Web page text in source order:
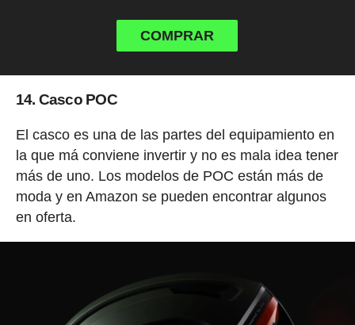
COMPRAR
14. Casco POC
El casco es una de las partes del equipamiento en
la que má conviene invertir y no es mala idea tener
más de uno. Los modelos de POC están más de
moda y en Amazon se pueden encontrar algunos
en oferta.